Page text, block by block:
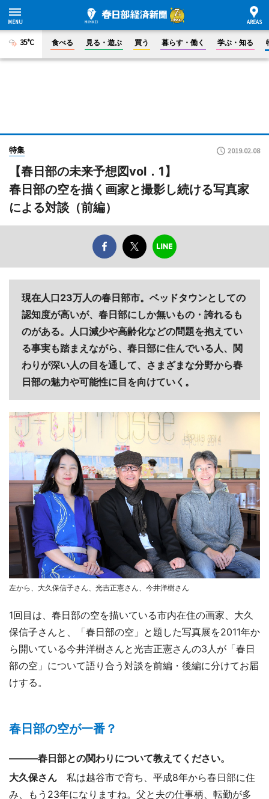
35°C 食べる 見る・遊ぶ 買う 暮らす・働く 学ぶ・知る
特集 2019.02.08
【春日部の未来予想図vol．1】
春日部の空を描く画家と撮影し続ける写真家
による対談（前編）
現在人口23万人の春日部市。ベッドタウンとしての
認知度が高いが、春日部にしか無いもの・誇れるも
のがある。人口減少や高齢化などの問題を抱えてい
る事実も踏まえながら、春日部に住んでいる人、関
わりが深い人の目を通して、さまざまな分野から春
日部の魅力や可能性に目を向けていく。
左から、大久保信子さん、光吉正憲さん、今井洋樹さん
1回目は、春日部の空を描いている市内在住の画家、大久
保信子さんと、「春日部の空」と題した写真展を2011年か
ら開いている今井洋樹さんと光吉正憲さんの3人が「春日
部の空」について語り合う対談を前編・後編に分けてお届
けする。
春日部の空が一番？
―――春日部との関わりについて教えてください。
大久保さん 私は越谷市で育ち、平成8年から春日部に住
み、もう23年になりますね。父と夫の仕事柄、転勤が多